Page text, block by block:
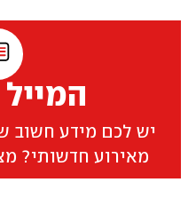
יש לכם מידע חשוב
מאירוע חדשותי?